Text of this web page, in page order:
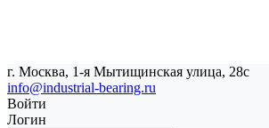
г. Москва, 1-я Мытищинская улица, 28с
info@industrial-bearing.ru
Войти
Логин